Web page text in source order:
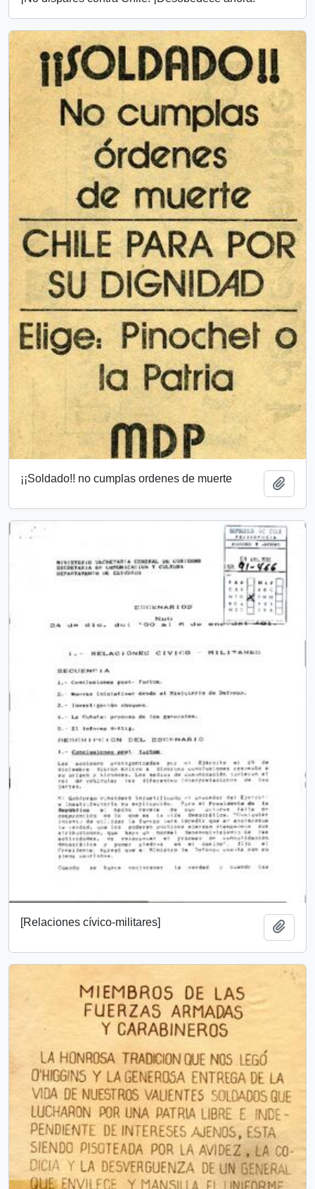
¡¡Soldado!! no cumplas ordenes de muerte
[Relaciones cívico-militares]